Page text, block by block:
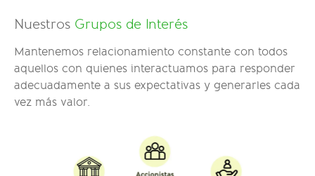
Nuestros Grupos de Interés
Mantenemos relacionamiento constante con todos
aquellos con quienes interactuamos para responder
adecuadamente a sus expectativas y generarles cada
vez más valor.